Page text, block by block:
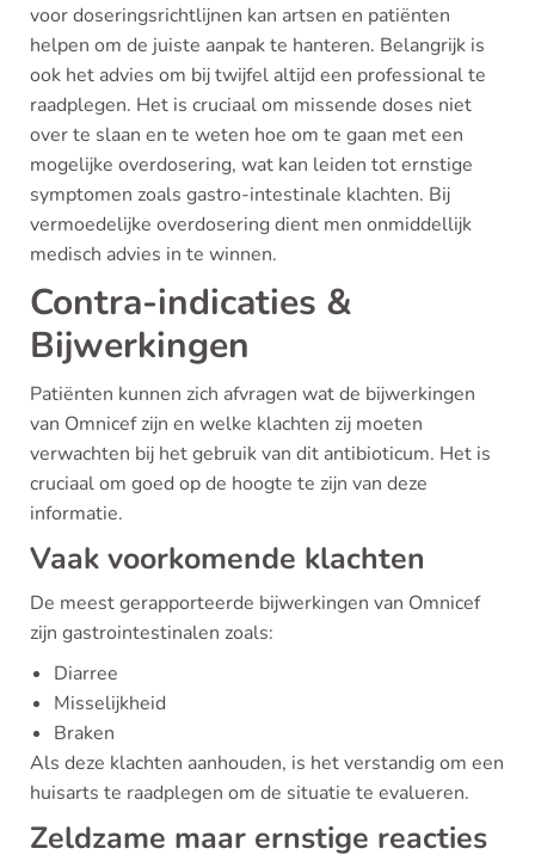
voor doseringsrichtlijnen kan artsen en patiënten
helpen om de juiste aanpak te hanteren. Belangrijk is
ook het advies om bij twijfel altijd een professional te
raadplegen. Het is cruciaal om missende doses niet
over te slaan en te weten hoe om te gaan met een
mogelijke overdosering, wat kan leiden tot ernstige
symptomen zoals gastro-intestinale klachten. Bij
vermoedelijke overdosering dient men onmiddellijk
medisch advies in te winnen.
Contra-indicaties &
Bijwerkingen
Patiënten kunnen zich afvragen wat de bijwerkingen
van Omnicef zijn en welke klachten zij moeten
verwachten bij het gebruik van dit antibioticum. Het is
cruciaal om goed op de hoogte te zijn van deze
informatie.
Vaak voorkomende klachten
De meest gerapporteerde bijwerkingen van Omnicef
zijn gastrointestinalen zoals:
Diarree
Misselijkheid
Braken
Als deze klachten aanhouden, is het verstandig om een
huisarts te raadplegen om de situatie te evalueren.
Zeldzame maar ernstige reacties